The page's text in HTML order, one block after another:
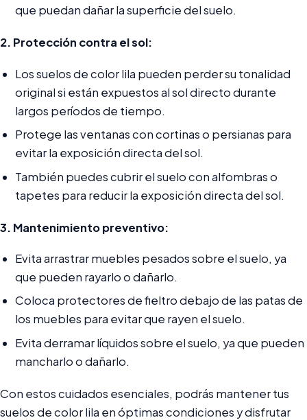
que puedan dañar la superficie del suelo.
2. Protección contra el sol:
Los suelos de color lila pueden perder su tonalidad
original si están expuestos al sol directo durante
largos períodos de tiempo.
Protege las ventanas con cortinas o persianas para
evitar la exposición directa del sol.
También puedes cubrir el suelo con alfombras o
tapetes para reducir la exposición directa del sol.
3. Mantenimiento preventivo:
Evita arrastrar muebles pesados sobre el suelo, ya
que pueden rayarlo o dañarlo.
Coloca protectores de fieltro debajo de las patas de
los muebles para evitar que rayen el suelo.
Evita derramar líquidos sobre el suelo, ya que pueden
mancharlo o dañarlo.
Con estos cuidados esenciales, podrás mantener tus
suelos de color lila en óptimas condiciones y disfrutar